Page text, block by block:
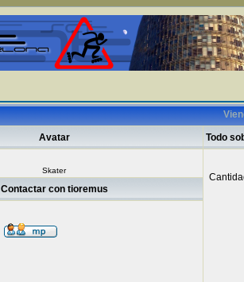
Avatar Todo
Skater
Contactar con tioremus